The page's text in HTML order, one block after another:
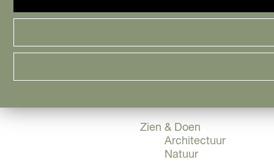
Samen genieten
Urban en Architectuur
Zien & Doen
Architectuur
Natuur